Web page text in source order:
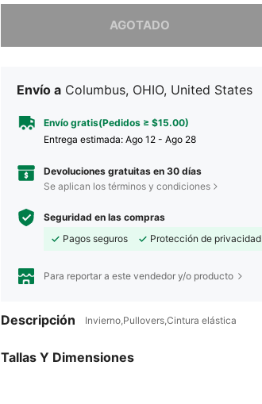
AGOTADO
Lo sentimos, este producto está agotado.
Envío a Columbus, OHIO, United States
Envío gratis(Pedidos ≥ $15.00)
Entrega estimada: Ago 12 - Ago 28
Devoluciones gratuitas en 30 días
Se aplican los términos y condiciones
Seguridad en las compras
Pagos seguros
Protección de privacidad
Para reportar a este vendedor y/o producto
Descripción Invierno,Pullovers,Cintura elástica
Tallas Y Dimensiones